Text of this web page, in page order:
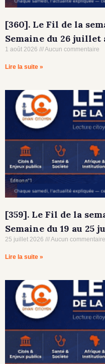
[360]. Le Fil de la
Semaine du 26 juillet
1 août 2026 Aucun commentaire
Lire la suite »
[359]. Le Fil de la
Semaine du 19 au 25
25 juillet 2026 Aucun commentaire
Lire la suite »